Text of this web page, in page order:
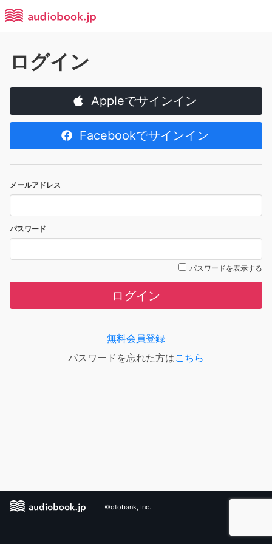
ログイン
Appleでサインイン
Facebookでサインイン
メールアドレス
パスワード
パスワードを表示する
ログイン
無料会員登録
パスワードを忘れた方はこちら
©otobank, Inc.